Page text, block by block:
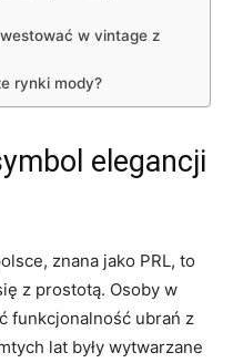
w vintage z
rynki mody?
elegancji
znana jako PRL, to
z prostotą. Osoby w
funkcjonalność ubrań z
lat były wytwarzane